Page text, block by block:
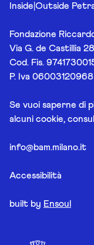
Inside|Outside
Fondazione
Via G. de Castillia 28
Cod. Fis.
P. Iva 06003120968
Se vuoi saperne di
alcuni cookie,
info@bam.milano.it
Accessibilità
built by Ensoul